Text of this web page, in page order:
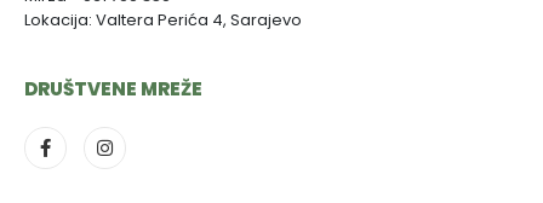
Lokacija: Valtera Perića 4, Sarajevo
DRUŠTVENE MREŽE